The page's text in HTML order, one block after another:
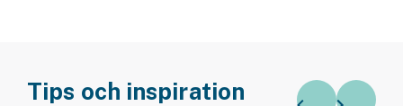
Tips och inspiration